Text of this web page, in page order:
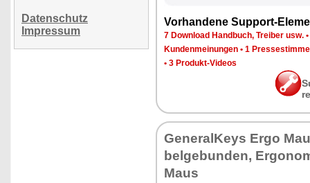
Datenschutz
Impressum
Vor­han­de­ne Sup­port-
7 Down­load Hand­buch, Trei­ber usw. •
Kun­den­mei­nun­gen • 1
• 3 Pro­dukt-Vi­de­os
Ge­ne­ral­Keys Er­go
bel­ge­bun­den,
Maus